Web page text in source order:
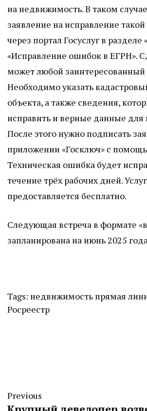
на недвижимость. В таком
заявление на исправление
через портал Госуслуг в
«Исправление ошибок в ЕГРН».
может любой заинтересованный
Необходимо указать
объекта, а также сведения,
исправить и верные данные для
После этого нужно подписать
приложении «Госключ» с
Техническая ошибка будет
течение трёх рабочих дней.
предоставляется бесплатно.
Следующая встреча в формате
запланирована на июнь 2025
Tags: недвижимость прямая
Росреестр
Previous